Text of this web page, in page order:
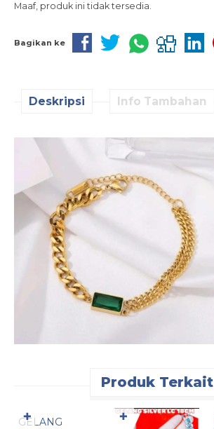
Maaf, produk ini tidak tersedia.
Bagikan ke
Deskripsi Info Tambahan
Produk Terkait
GELANG
✚ ✚